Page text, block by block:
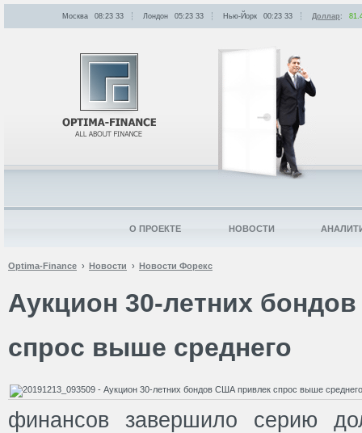
Optima-Finance Новости Новости Форекс
Аукцион 30-летних
спрос выше среднего
финансов завершило серию
Москва 08:23 33 Лондон 05:23 33 Нью-Йорк 00:23 33 Доллар:
О ПРОЕКТЕ НОВОСТИ